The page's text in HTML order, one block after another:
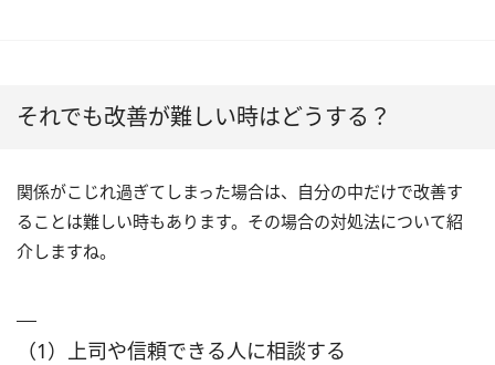
それでも改善が難しい時はどうする？
関係がこじれ過ぎてしまった場合は、自分の中だけで改善す
ることは難しい時もあります。その場合の対処法について紹
介しますね。
（1）上司や信頼できる人に相談する